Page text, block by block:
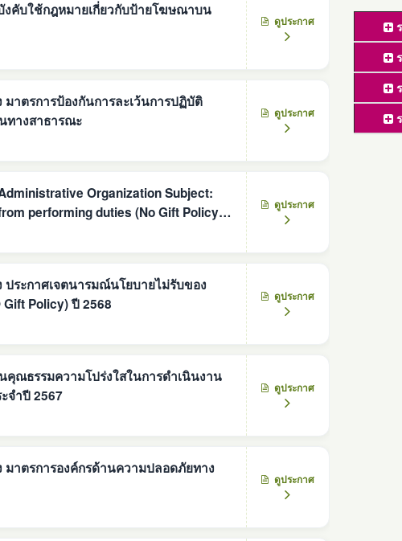
งคับใช้กฎหมายเกี่ยวกับป้ายโฆษณาบน
ดูประกาศ
ทางสาธารณะ
ดูประกาศ
Organization Subject:
performing duties (No Gift Policy)
ดูประกาศ
ประกาศเจตนารมณ์นโยบายไม่รับของ
Policy) ปี 2568
ดูประกาศ
คุณธรรมความโปร่งใสในการดำเนินงาน
ดงหม้อทองใต้ (ITA) ประจำปี 2567
ดูประกาศ
ดูประกาศ
ร
ร
ร
ร